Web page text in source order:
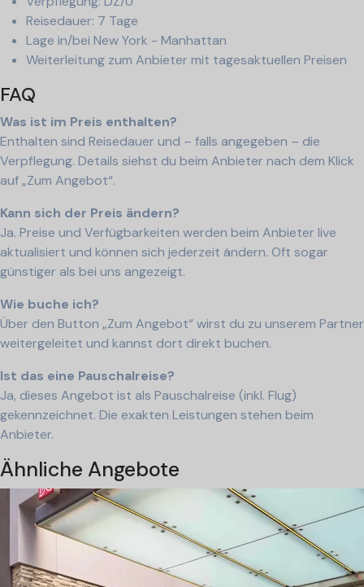
Reisedauer: 7 Tage
Lage in/bei New York - Manhattan
Weiterleitung zum Anbieter mit tagesaktuellen Preisen
FAQ
Was ist im Preis enthalten?
Enthalten sind Reisedauer und – falls angegeben – die
Verpflegung. Details siehst du beim Anbieter nach dem Klick
auf „Zum Angebot“.
Kann sich der Preis ändern?
Ja. Preise und Verfügbarkeiten werden beim Anbieter live
aktualisiert und können sich jederzeit ändern. Oft sogar
günstiger als bei uns angezeigt.
Wie buche ich?
Über den Button „Zum Angebot“ wirst du zu unserem Partner
weitergeleitet und kannst dort direkt buchen.
Ist das eine Pauschalreise?
Ja, dieses Angebot ist als Pauschalreise (inkl. Flug)
gekennzeichnet. Die exakten Leistungen stehen beim
Anbieter.
Ähnliche Angebote